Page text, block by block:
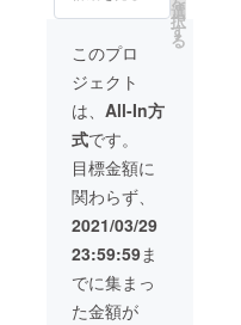
3月31日選
択
す
る
このプロ
ジェクト
は、 All-In方
式です。
目標金額に
関わらず、
2021/03/29
23:59:59ま
でに集まっ
た金額が